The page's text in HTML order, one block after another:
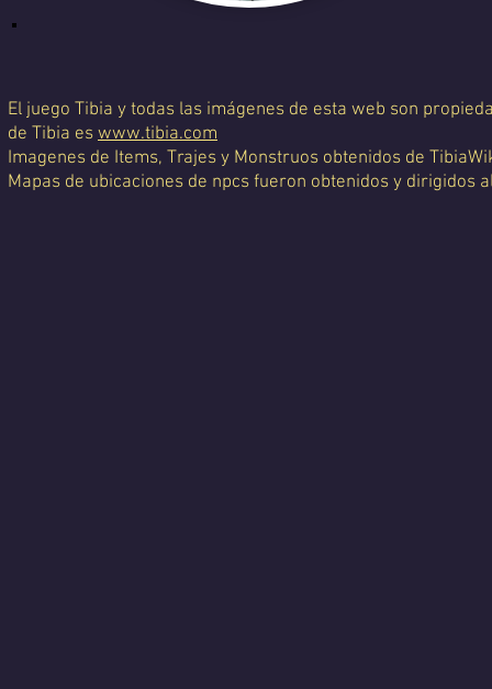
El juego Tibia y todas las imágenes de esta web son
de Tibia es www.tibia.com
Imagenes de Items, Trajes y Monstruos obtenidos de
Mapas de ubicaciones de npcs fueron obtenidos y dirigidos